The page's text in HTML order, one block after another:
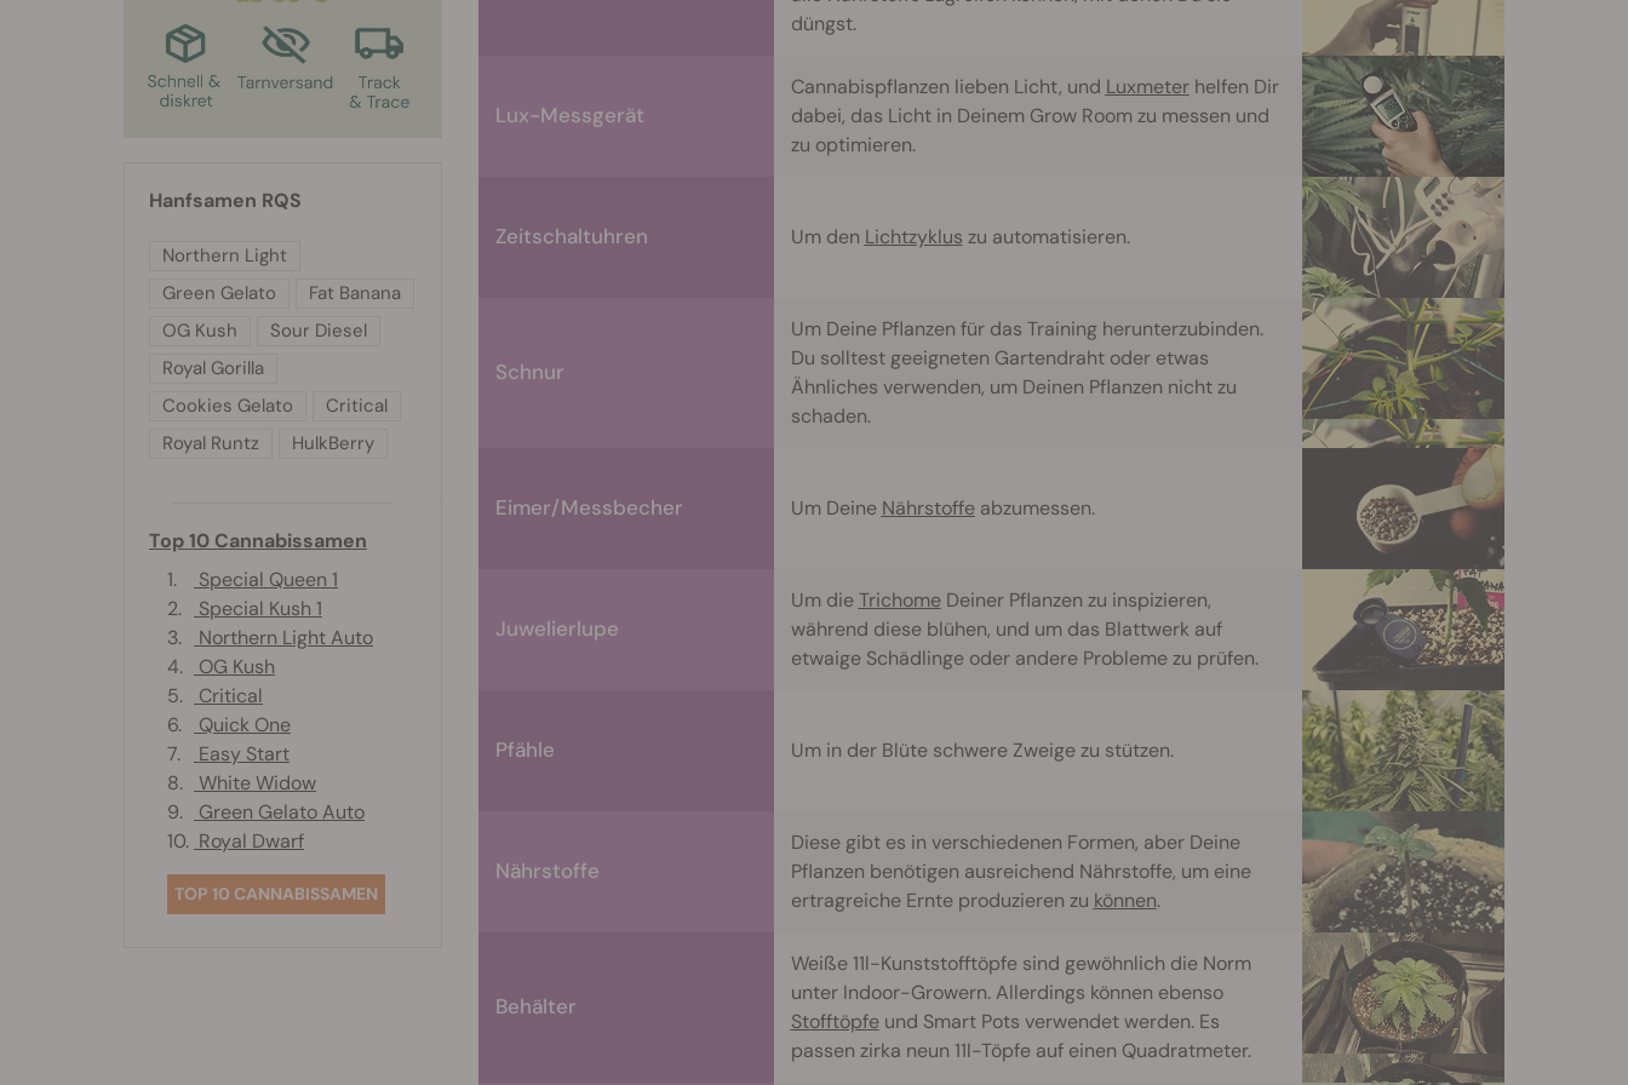
düngst.
Lux-Messgerät
Cannabispflanzen lieben Licht, und Luxmeterhelfen Dir
dabei, das Licht in Deinem Grow Room zu messen und
zu optimieren.
Zeitschaltuhren Um den Lichtzyklus zu automatisieren.
Schnur
Um Deine Pflanzen für das Training herunterzubinden.
Du solltest geeigneten Gartendraht oder etwas
Ähnliches verwenden, um Deinen Pflanzen nicht zu
schaden.
Eimer/Messbecher Um Deine Nährstoffeabzumessen.
Juwelierlupe
Um dieTrichomeDeiner Pflanzen zu inspizieren,
während diese blühen, und um das Blattwerk auf
etwaige Schädlinge oder andere Probleme zu prüfen.
Pfähle Um in der Blüte schwere Zweige zu stützen.
Nährstoffe
Diese gibt es in verschiedenen Formen, aber Deine
Pflanzen benötigen ausreichend Nährstoffe, um eine
ertragreiche Ernte produzieren zu können.
Behälter
Weiße 11l-Kunststofftöpfe sind gewöhnlich die Norm
unter Indoor-Growern. Allerdings können ebenso
Stofftöpfeund Smart Pots verwendet werden. Es
passen zirka neun 11l-Töpfe auf einen Quadratmeter.
Hanfsamen RQS
Northern Light
Green Gelato
Fat Banana
OG Kush
Sour Diesel
Royal Gorilla
Cookies Gelato
Critical
Royal Runtz
HulkBerry
Top 10 Cannabissamen
1.
Special Queen 1
2.
Special Kush 1
3.
Northern Light Auto
4.
OG Kush
5.
Critical
6.
Quick One
7.
Easy Start
8.
White Widow
9.
Green Gelato Auto
10. Royal Dwarf
TOP 10 CANNABISSAMEN